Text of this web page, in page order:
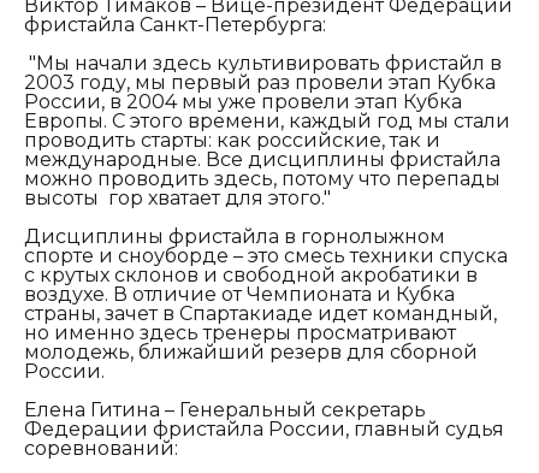
Виктор Тимаков – Вице-президент Федерации
фристайла Санкт-Петербурга:
"Мы начали здесь культивировать фристайл в
2003 году, мы первый раз провели этап Кубка
России, в 2004 мы уже провели этап Кубка
Европы. С этого времени, каждый год мы стали
проводить старты: как российские, так и
международные. Все дисциплины фристайла
можно проводить здесь, потому что перепады
высоты гор хватает для этого."
Дисциплины фристайла в горнолыжном
спорте и сноуборде – это смесь техники спуска
с крутых склонов и свободной акробатики в
воздухе. В отличие от Чемпионата и Кубка
страны, зачет в Спартакиаде идет командный,
но именно здесь тренеры просматривают
молодежь, ближайший резерв для сборной
России.
Елена Гитина – Генеральный секретарь
Федерации фристайла России, главный судья
соревнований: